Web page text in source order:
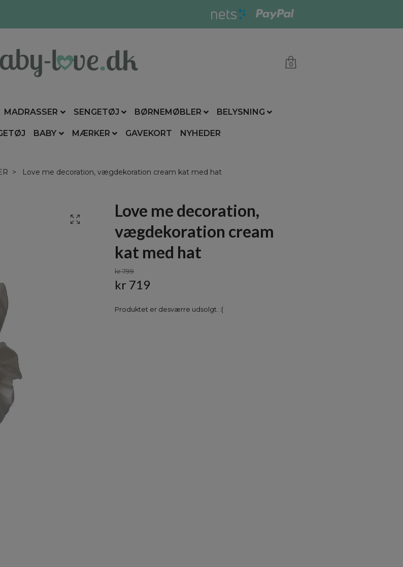
0
MADRASSER SENGETØJ BØRNEMØBLER BELYSNING
BABY MÆRKER GAVEKORT NYHEDER
Love me decoration, vægdekoration cream kat med hat
Love me decoration,
vægdekoration cream
kat med hat
kr 799
kr 719
Produktet er desværre udsolgt. :(